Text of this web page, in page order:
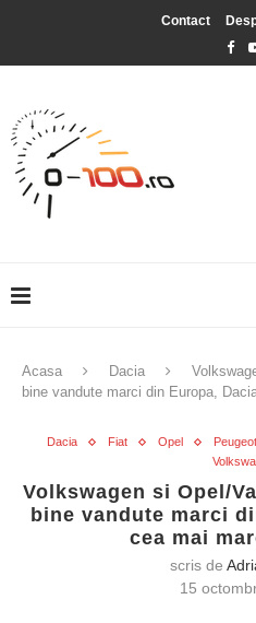
Contact
Acasa Dacia
bine vandute marci din Europa,
Dacia Fiat Opel Peugeot
Volkswagen si Opel/
bine vandute marci
cea mai
scris de
15